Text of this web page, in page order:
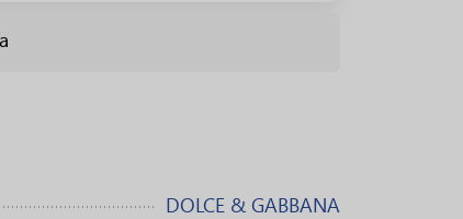
DOLCE & GABBANA